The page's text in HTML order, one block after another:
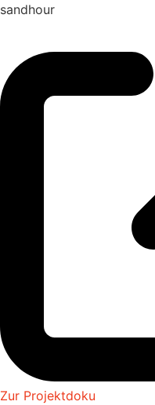
sandhour
Zur Projektdoku